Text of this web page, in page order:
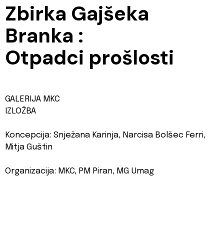
Zbirka Gajšeka
Branka :
Otpadci prošlosti
GALERIJA MKC
IZLOŽBA
Koncepcija: Snježana Karinja, Narcisa Bolšec Ferri,
Mitja Guštin
Organizacija: MKC, PM Piran, MG Umag